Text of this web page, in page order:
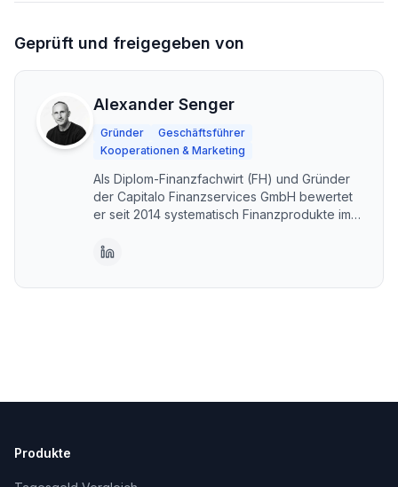
Geprüft und freigegeben von
Alexander Senger
Gründer
Geschäftsführer
Kooperationen & Marketing
Als Diplom-Finanzfachwirt (FH) und Gründer
der Capitalo Finanzservices GmbH bewertet
er seit 2014 systematisch Finanzprodukte im
transparente Vergleiche – kostenlos und im
Unterstützung, fachlich geprüft und
Produkte